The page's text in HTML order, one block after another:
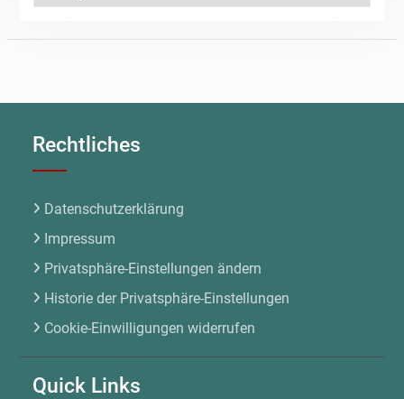
Rechtliches
Datenschutzerklärung
Impressum
Privatsphäre-Einstellungen ändern
Historie der Privatsphäre-Einstellungen
Cookie-Einwilligungen widerrufen
Quick Links